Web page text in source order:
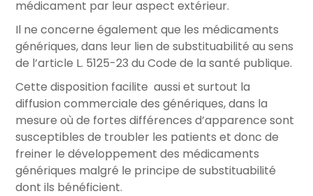
médicament par leur aspect extérieur.
Il ne concerne également que les médicaments
génériques, dans leur lien de substituabilité au sens
de l’article L. 5125-23 du Code de la santé publique.
Cette disposition facilite aussi et surtout la
diffusion commerciale des génériques, dans la
mesure où de fortes différences d’apparence sont
susceptibles de troubler les patients et donc de
freiner le développement des médicaments
génériques malgré le principe de substituabilité
dont ils bénéficient.